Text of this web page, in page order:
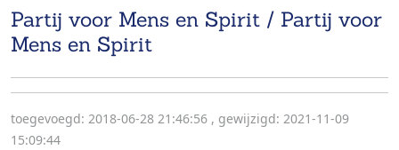
Partij voor Mens en Spirit / Partij voor
Mens en Spirit
toegevoegd: 2018-06-28 21:46:56 , gewijzigd: 2021-11-09
15:09:44